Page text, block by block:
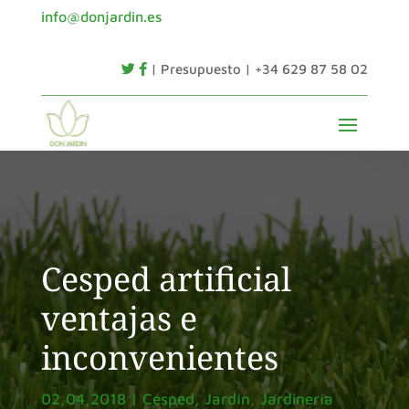
info@donjardin.es
| Presupuesto | +34 629 87 58 02
Cesped artificial
ventajas e
inconvenientes
02,04,2018|Césped, Jardín , Jardinería